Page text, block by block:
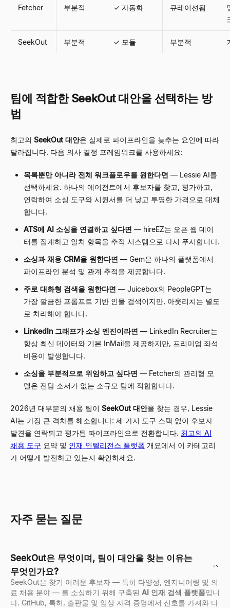
Fetcher 부분적 ✓ 자동화 큐레이션됨
SeekOut 부분적 ✓ 모듈 부분적
팀에 적합한 SeekOut 대안을 선택하는 방
법
최고의 SeekOut 대안은 실제로 파이프라인을 늦추는 요인에 따라
달라집니다. 다음 의사 결정 프레임워크를 사용하세요:
목록뿐만 아니라 전체 워크플로우를 원한다면 — Lessie AI를
선택하세요. 하나의 에이전트에서 후보자를 찾고, 평가하고,
연락하여 소싱 도구와 시퀀서를 더 낮고 투명한 가격으로 대체
합니다.
ATS에 AI 소싱을 연결하고 싶다면 — hireEZ는 오픈 웹 데이
터를 집계하고 일치 항목을 추적 시스템으로 다시 푸시합니다.
소싱과 채용 CRM을 원한다면 — Gem은 하나의 플랫폼에서
파이프라인 분석 및 관계 추적을 제공합니다.
주로 대화형 검색을 원한다면 — Juicebox의 PeopleGPT는
가장 깔끔한 프롬프트 기반 인물 검색이지만, 아웃리치는 별도
로 처리해야 합니다.
LinkedIn 그래프가 소싱 엔진이라면 — LinkedIn Recruiter는
항상 최신 데이터와 기본 InMail을 제공하지만, 프리미엄 좌석
비용이 발생합니다.
소싱을 부분적으로 위임하고 싶다면 — Fetcher의 관리형 모
델은 전담 소서가 없는 소규모 팀에 적합합니다.
2026년 대부분의 채용 팀이 SeekOut 대안을 찾는 경우, Lessie
AI는 가장 큰 격차를 해소합니다: 세 가지 도구 스택 없이 후보자
발견을 연락되고 평가된 파이프라인으로 전환합니다. 최고의 AI
채용 도구 요약 및 인재 인텔리전스 플랫폼 개요에서 이 카테고리
가 어떻게 발전하고 있는지 확인하세요.
자주 묻는 질문
SeekOut은 무엇이며, 팀이 대안을 찾는 이유는
무엇인가요?
SeekOut은 찾기 어려운 후보자 — 특히 다양성, 엔지니어링 및 의
료 채용 분야 — 를 소싱하기 위해 구축된 AI 인재 검색 플랫폼입니
다. GitHub, 특허, 출판물 및 임상 자격 증명에서 신호를 가져와 다